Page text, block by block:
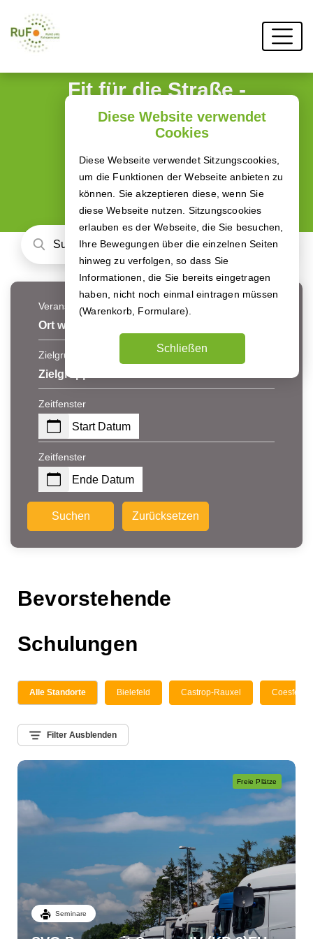
Diese Website verwendet
Cookies
Diese Webseite verwendet Sitzungscookies,
um die Funktionen der Webseite anbieten zu
können. Sie akzeptieren diese, wenn Sie
diese Webseite nutzen. Sitzungscookies
erlauben es der Webseite, die Sie besuchen,
Ihre Bewegungen über die einzelnen Seiten
hinweg zu verfolgen, so dass Sie
Informationen, die Sie bereits eingetragen
haben, nicht noch einmal eintragen müssen
(Warenkorb, Formulare).
Schließen
Fit für die Straße -
Deine BKF
Weiterbildung
Buche dir jetzt deine LKW-Module!
Veranstaltungsort
Ort wählen
Zielgruppe
Zielgruppe
Zeitfenster
Start Datum
Zeitfenster
Ende Datum
Suchen Zurücksetzen
Bevorstehende
Schulungen
Alle Standorte Bielefeld Castrop-Rauxel Coesfeld
Filter Ausblenden
Freie Plätze
Seminare